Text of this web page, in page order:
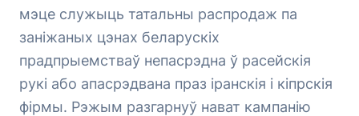
мэце служыць татальны распродаж па
заніжаных цэнах беларускіх
прадпрыемстваў непасрэдна ў расейскія
рукі або апасрэдвана праз іранскія і кіпрскія
фірмы. Рэжым разгарнуў нават кампанію